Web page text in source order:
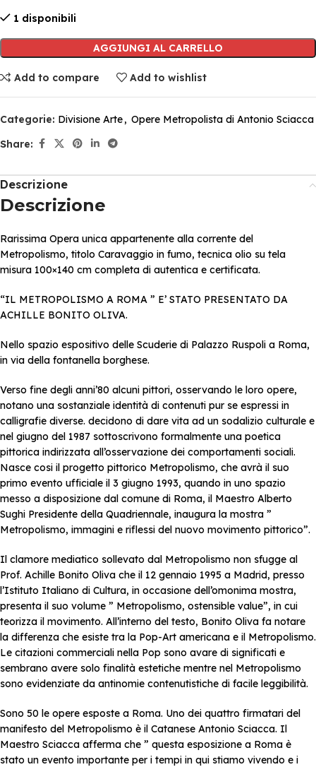
1 disponibili
AGGIUNGI AL CARRELLO
Add to compare Add to wishlist
Categorie: Divisione Arte, Opere Metropolista di Antonio Sciacca
Share:
Descrizione
Descrizione
Rarissima Opera unica appartenente alla corrente del
Metropolismo, titolo Caravaggio in fumo, tecnica olio su tela
misura 100×140 cm completa di autentica e certificata.
“IL METROPOLISMO A ROMA ” E’ STATO PRESENTATO DA
ACHILLE BONITO OLIVA.
Nello spazio espositivo delle Scuderie di Palazzo Ruspoli a Roma,
in via della fontanella borghese.
Verso fine degli anni’80 alcuni pittori, osservando le loro opere,
notano una sostanziale identità di contenuti pur se espressi in
calligrafie diverse. decidono di dare vita ad un sodalizio culturale e
nel giugno del 1987 sottoscrivono formalmente una poetica
pittorica indirizzata all’osservazione dei comportamenti sociali.
Nasce cosi il progetto pittorico Metropolismo, che avrà il suo
primo evento ufficiale il 3 giugno 1993, quando in uno spazio
messo a disposizione dal comune di Roma, il Maestro Alberto
Sughi Presidente della Quadriennale, inaugura la mostra ”
Metropolismo, immagini e riflessi del nuovo movimento pittorico”.
Il clamore mediatico sollevato dal Metropolismo non sfugge al
Prof. Achille Bonito Oliva che il 12 gennaio 1995 a Madrid, presso
l’Istituto Italiano di Cultura, in occasione dell’omonima mostra,
presenta il suo volume ” Metropolismo, ostensible value”, in cui
teorizza il movimento. All’interno del testo, Bonito Oliva fa notare
la differenza che esiste tra la Pop-Art americana e il Metropolismo.
Le citazioni commerciali nella Pop sono avare di significati e
sembrano avere solo finalità estetiche mentre nel Metropolismo
sono evidenziate da antinomie contenutistiche di facile leggibilità.
Sono 50 le opere esposte a Roma. Uno dei quattro firmatari del
manifesto del Metropolismo è il Catanese Antonio Sciacca. Il
Maestro Sciacca afferma che ” questa esposizione a Roma è
stato un evento importante per i tempi in qui stiamo vivendo e i